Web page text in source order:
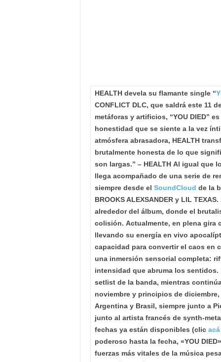
HEALTH devela su flamante single “
CONFLICT DLC, que saldrá este 11
metáforas y artificios, “YOU DIED”
honestidad que se siente a la vez
atmósfera abrasadora, HEALTH
brutalmente honesta de lo que
son largas.” – HEALTH Al igual que
llega acompañado de una serie de
siempre desde el SoundCloud de la
BROOKS ALEXSANDER y LIL
alrededor del álbum, donde el
colisión. Actualmente, en plena gira
llevando su energía en vivo
capacidad para convertir el caos en
una inmersión sensorial completa:
intensidad que abruma los sentidos.
setlist de la banda, mientras
noviembre y principios de
Argentina y Brasil, siempre junto a
junto al artista francés de synth-
fechas ya están disponibles (clic acá
poderoso hasta la fecha, «YOU
fuerzas más vitales de la música